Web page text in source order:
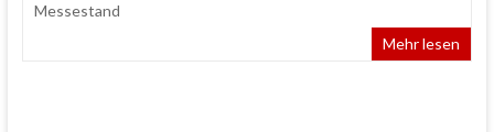
Messestand
Mehr lesen